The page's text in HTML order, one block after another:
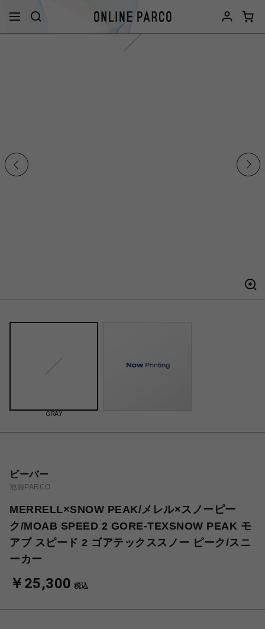
GRAY
ビーバー
池袋PARCO
MERRELL×SNOW PEAK/メレル×スノーピー
ク/MOAB SPEED 2 GORE-TEXSNOW PEAK モ
アブ スピード 2 ゴアテックススノー ピーク/スニ
ーカー
￥25,300 税込